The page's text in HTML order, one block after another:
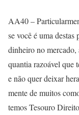
AA40 –
se você é uma destas
dinheiro no mercado,
quantia razoável que
e não quer deixar
mente de muitos
temos Tesouro